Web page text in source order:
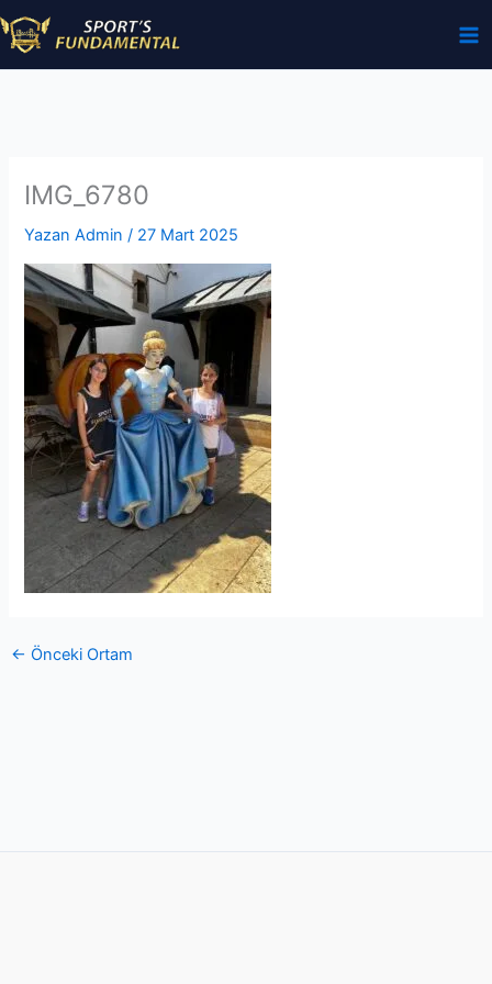
İçeriğe
atla
IMG_6780
Yazan Admin/ 27 Mart 2025
← Önceki Ortam